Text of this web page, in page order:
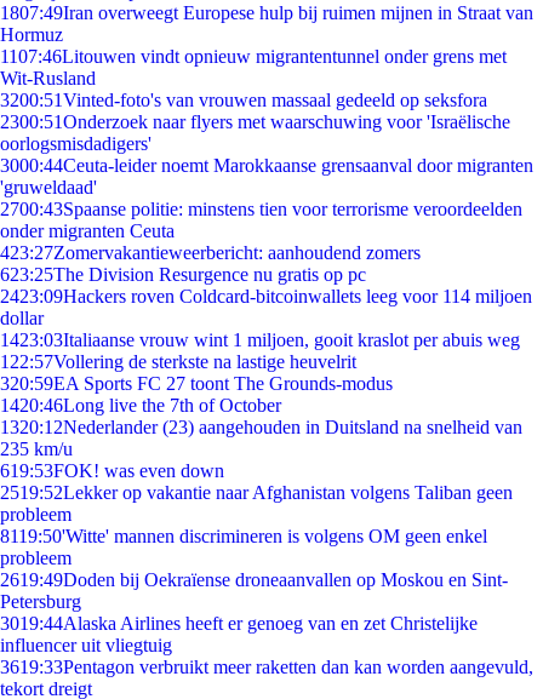
1807:49Iran overweegt Europese hulp bij ruimen mijnen in Straat van
Hormuz
1107:46Litouwen vindt opnieuw migrantentunnel onder grens met
Wit-Rusland
3200:51Vinted-foto's van vrouwen massaal gedeeld op seksfora
2300:51Onderzoek naar flyers met waarschuwing voor 'Israëlische
oorlogsmisdadigers'
3000:44Ceuta-leider noemt Marokkaanse grensaanval door migranten
'gruweldaad'
2700:43Spaanse politie: minstens tien voor terrorisme veroordeelden
onder migranten Ceuta
423:27Zomervakantieweerbericht: aanhoudend zomers
623:25The Division Resurgence nu gratis op pc
2423:09Hackers roven Coldcard-bitcoinwallets leeg voor 114 miljoen
dollar
1423:03Italiaanse vrouw wint 1 miljoen, gooit kraslot per abuis weg
1 22:57Vollering de sterkste na lastige heuvelrit
320:59EA Sports FC 27 toont The Grounds-modus
1420:46Long live the 7th of October
1320:12Nederlander (23) aangehouden in Duitsland na snelheid van
235 km/u
619:53FOK! was even down
2519:52Lekker op vakantie naar Afghanistan volgens Taliban geen
probleem
8119:50'Witte' mannen discrimineren is volgens OM geen enkel
probleem
2619:49Doden bij Oekraïense droneaanvallen op Moskou en Sint-
Petersburg
3019:44Alaska Airlines heeft er genoeg van en zet Christelijke
influencer uit vliegtuig
3619:33Pentagon verbruikt meer raketten dan kan worden aangevuld,
tekort dreigt